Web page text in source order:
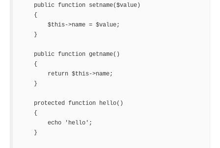
public function setname($value)
{
$this->name = $value;
}
public function getname()
{
return $this->name;
}
protected function hello()
{
echo 'hello';
}